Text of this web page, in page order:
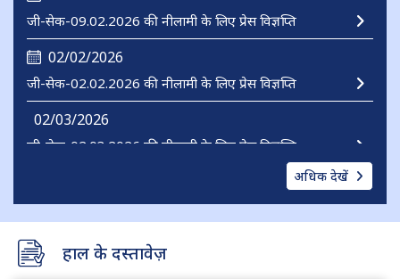
जी-सेक-09.02.2026 की नीलामी के लिए प्रेस विज्ञप्ति
02/02/2026
जी-सेक-02.02.2026 की नीलामी के लिए प्रेस विज्ञप्ति
02/03/2026
जी-सेक-02.03.2026 की नीलामी के लिए प्रेस विज्ञप्ति
अधिक देखें
हाल के दस्तावेज़